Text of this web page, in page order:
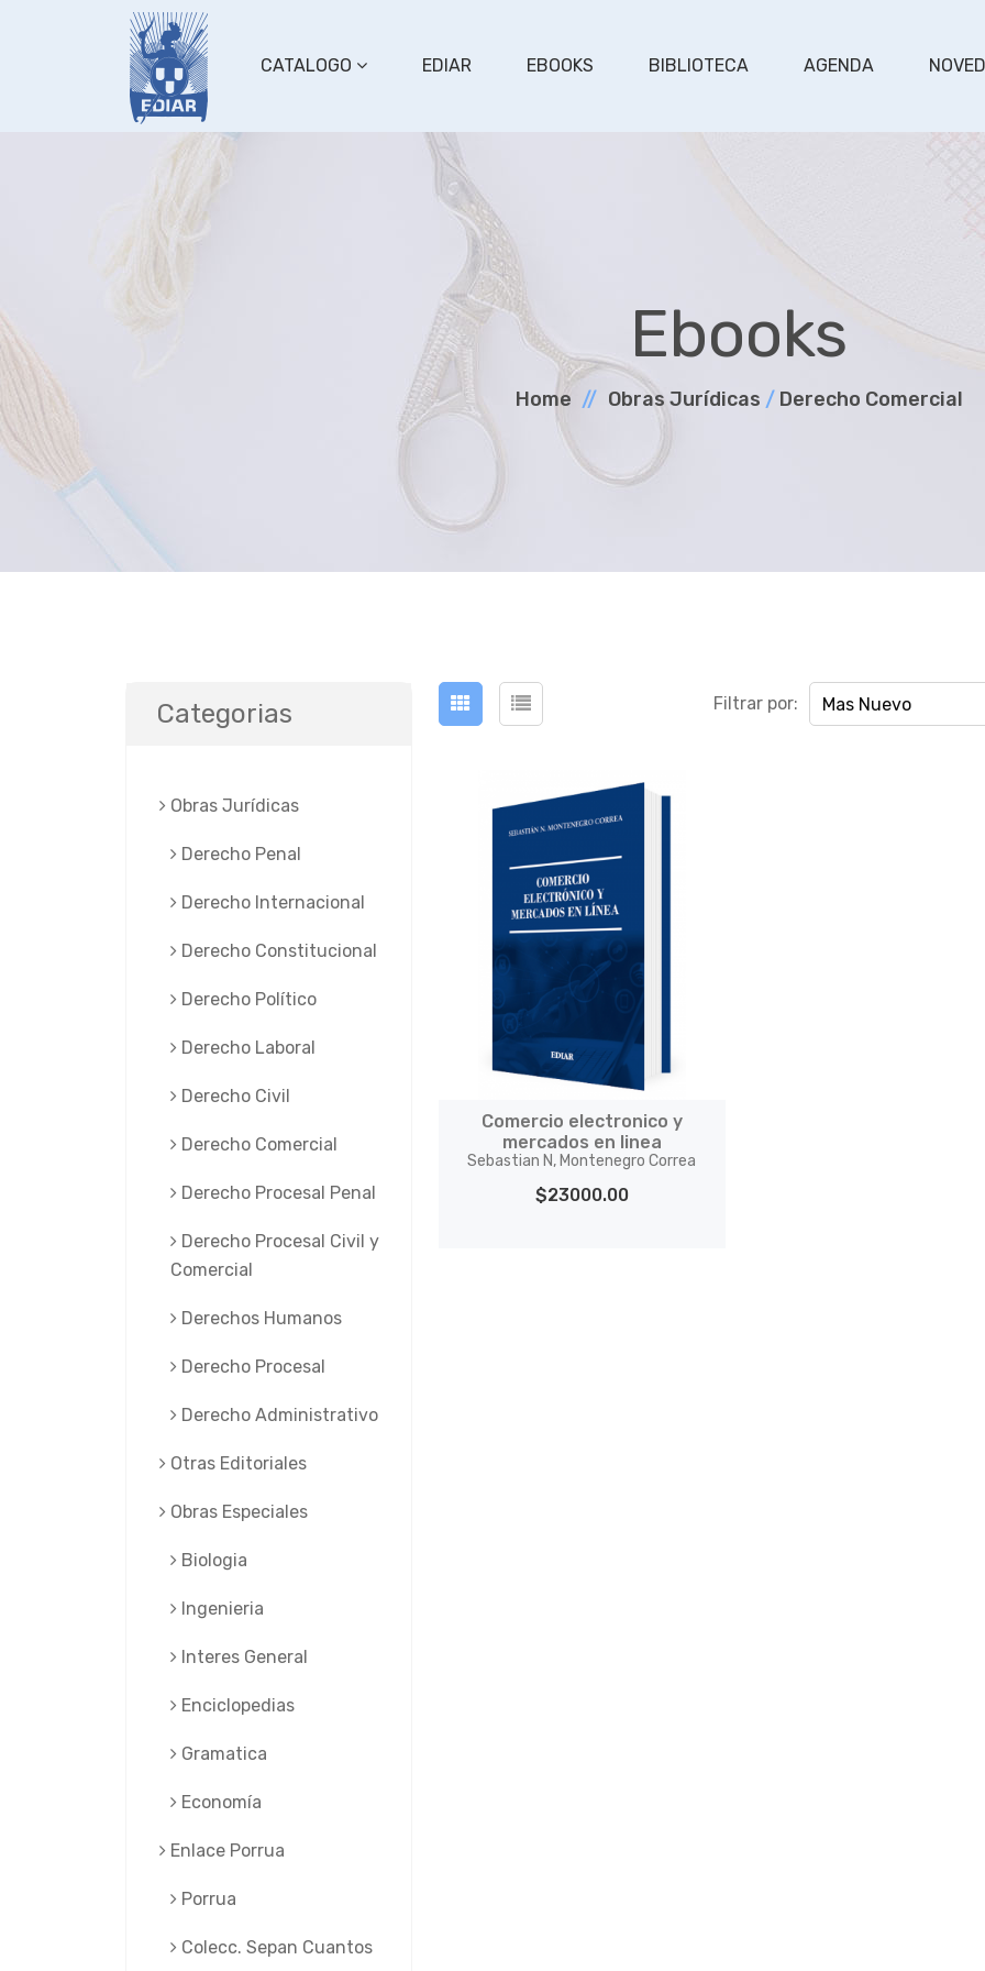
CATALOGO EDIAR EBOOKS BIBLIOTECA AGENDA
Ebooks
Home Obras Jurí­dicas / Derecho Comercial
Filtrar por: Mas Nuevo
Comercio electronico y
mercados en linea
Sebastian N, Montenegro Correa
$23000.00
Categorias
Obras Jurí­dicas
Derecho Penal
Derecho Internacional
Derecho Constitucional
Derecho Político
Derecho Laboral
Derecho Civil
Derecho Comercial
Derecho Procesal Penal
Derecho Procesal Civil y
Comercial
Derechos Humanos
Derecho Procesal
Derecho Administrativo
Otras Editoriales
Obras Especiales
Biologia
Ingenieria
Interes General
Enciclopedias
Gramatica
Economía
Enlace Porrua
Porrua
Colecc. Sepan Cuantos